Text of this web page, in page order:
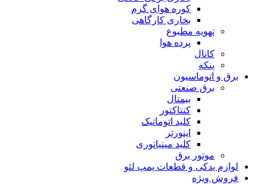
کوره هوای گرم
بخاری کارگاهی
تهویه مطبوع
پرده هوا
کانال
پنکه
برق و اتوماسیون
برق صنعتی
بیمتال
کنتاکتور
کلید اتوماتیک
اینورتر
کلید مینیاتوری
موتور برق
لوازم یدکی و قطعات پمپ لئو
فروش ویژه